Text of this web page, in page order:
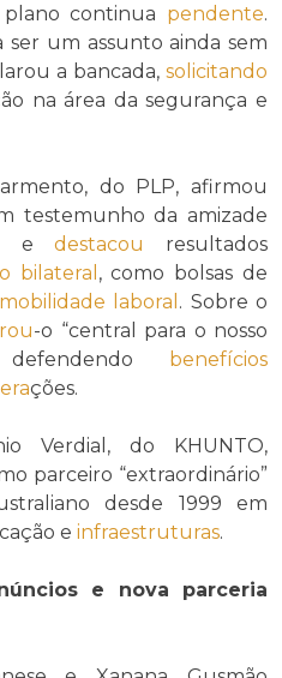
continua pendente.
um assunto ainda sem
a bancada, solicitando
na área da segurança e
do PLP, afirmou
testemunho da amizade
edestacou
resultados
bilateral , como bolsas de
mobilidade laboral . Sobre o
-o “central para o nosso
defendendo benefícios
ções.
Verdial, do KHUNTO,
parceiro “extraordinário”
desde 1999 em
e infraestruturas.
e nova parceria